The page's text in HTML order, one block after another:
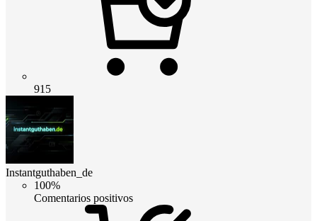
915
Instantguthaben_de
100%
Comentarios positivos